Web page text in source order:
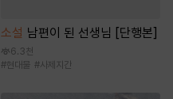
소설 남편이 된 선생님 [단행본]
6.3천
#현대물 #사제지간